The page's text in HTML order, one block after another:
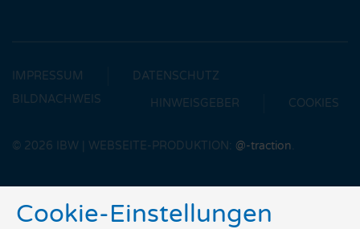
IMPRESSUM
DATENSCHUTZ
BILDNACHWEIS
HINWEISGEBER COOKIES
© 2026 IBW | WEBSEITE-PRODUKTION: @-traction.
Cookie-Einstellungen